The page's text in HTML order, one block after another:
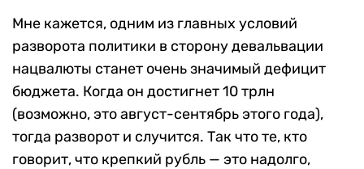
Мне кажется, одним из главных условий
разворота политики в сторону девальвации
нацвалюты станет очень значимый дефицит
бюджета. Когда он достигнет 10 трлн
(возможно, это август-сентябрь этого года),
тогда разворот и случится. Так что те, кто
говорит, что крепкий рубль — это надолго,